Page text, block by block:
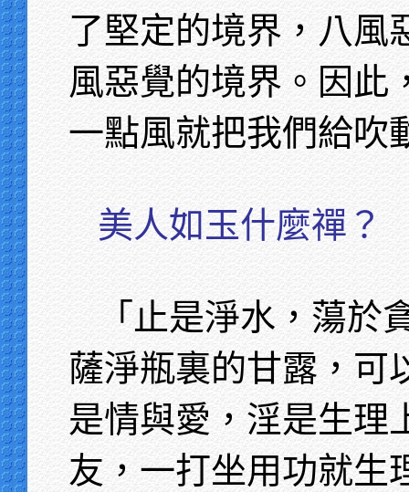
了堅定的境界，八風
風惡覺的境界。因此
一點風就把我們給吹
美人如玉什麼禪？
「止是淨水，蕩於
薩淨瓶裏的甘露，可
是情與愛，淫是生理
友，一打坐用功就生